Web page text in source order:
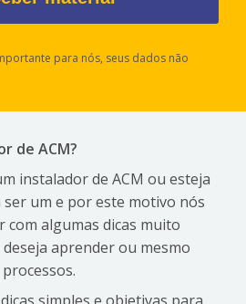
para nós, seus dados não
de ACM?
instalador de ACM ou esteja
um e por este motivo nós
com algumas dicas muito
aprender ou mesmo